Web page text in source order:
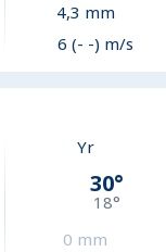
4,3 mm
6 (- -) m/s
Yr
30°
18°
0 mm